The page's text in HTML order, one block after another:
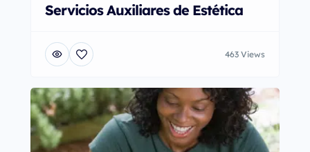
Servicios Auxiliares de Estética
463 Views